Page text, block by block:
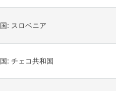
国: スロベニア
国: チェコ共和国